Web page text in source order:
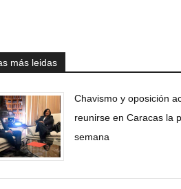
más leidas
Chavismo y oposición
reunirse en Caracas la
semana